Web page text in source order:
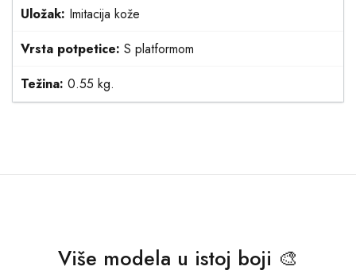
Uložak: Imitacija kože
Vrsta potpetice: S platformom
Težina: 0.55 kg.
Više modela u istoj boji 🎨